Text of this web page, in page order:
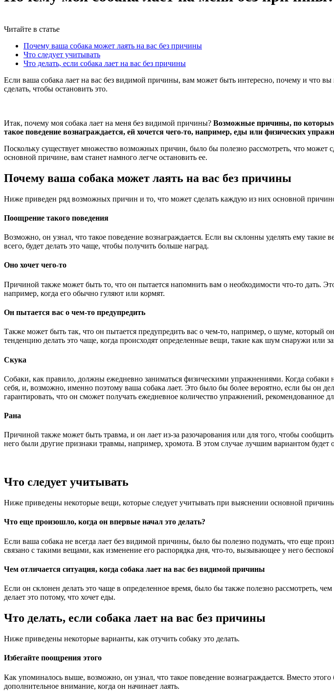
Читайте в статье
Почему ваша собака может лаять на вас без причины
Что следует учитывать
Что делать, если собака лает на вас без причины
Если ваша собака лает на вас без видимой причины, вам может быть интересно, почему и что
сделать, чтобы остановить это.
Итак, почему моя собака лает на меня без видимой причины? Возможные причины, по которым
такое поведение вознаграждается, ей хочется чего-то, например, еды или физических
Поскольку существует множество возможных причин, было бы полезно рассмотреть, что
основной причине, вам станет намного легче остановить ее.
Почему ваша собака может лаять на вас без причины
Ниже приведен ряд возможных причин и то, что может сделать каждую из них основной
Поощрение такого поведения
Возможно, он узнал, что такое поведение вознаграждается. Если вы склонны уделять ему
всего, будет делать это чаще, чтобы получить больше наград.
Оно хочет чего-то
Причиной также может быть то, что он пытается напомнить вам о необходимости что-то дать.
например, когда его обычно гуляют или кормят.
Он пытается вас о чем-то предупредить
Также может быть так, что он пытается предупредить вас о чем-то, например, о шуме,
тенденцию делать это чаще, когда происходят определенные вещи, такие как шум снаружи или
Скука
Собаки, как правило, должны ежедневно заниматься физическими упражнениями. Когда
себя, и, возможно, именно поэтому ваша собака лает. Это было бы более вероятно, если бы он
гарантировать, что он сможет получать ежедневное количество упражнений, рекомендованное
Рана
Причиной также может быть травма, и он лает из-за разочарования или для того, чтобы
него были другие признаки травмы, например, хромота. В этом случае лучшим вариантом будет
Что следует учитывать
Ниже приведены некоторые вещи, которые следует учитывать при выяснении основной
Что еще произошло, когда он впервые начал это делать?
Если ваша собака не всегда лает без видимой причины, было бы полезно подумать, что еще
связано с такими вещами, как изменение его распорядка дня, что-то, вызывающее у него
Чем отличается ситуация, когда собака лает на вас без видимой причины
Если он склонен делать это чаще в определенное время, было бы также полезно рассмотреть,
делает это потому, что хочет еды.
Что делать, если собака лает на вас без причины
Ниже приведены некоторые варианты, как отучить собаку это делать.
Избегайте поощрения этого
Как упоминалось выше, возможно, он узнал, что такое поведение вознаграждается. Вместо
дополнительное внимание, когда он начинает лаять.